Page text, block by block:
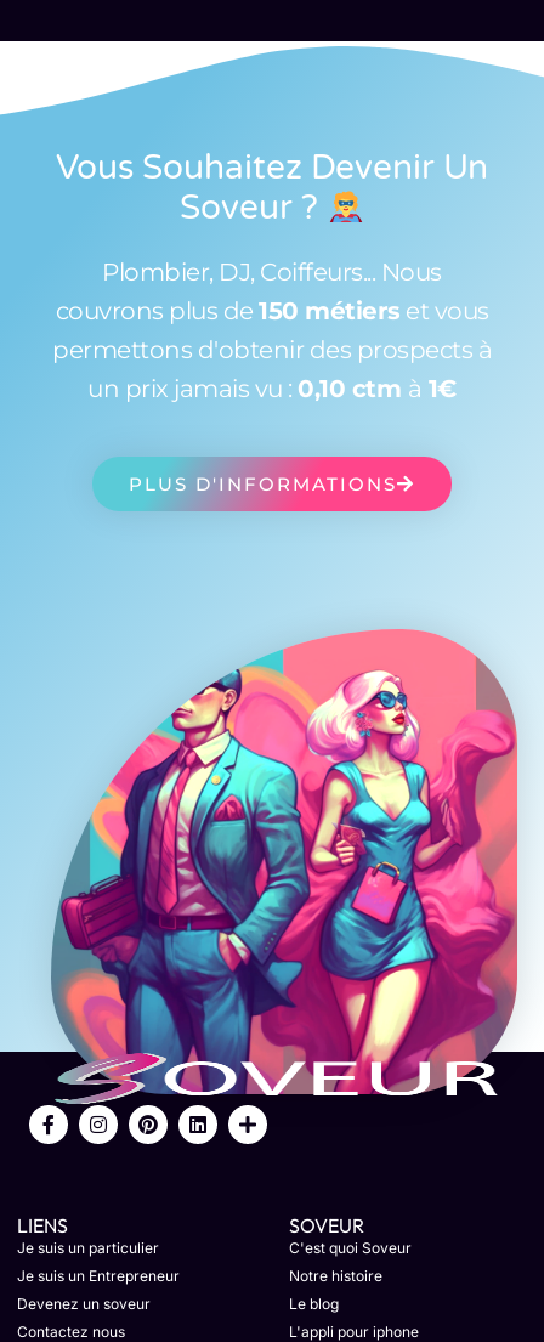
Vous Souhaitez Devenir Un
Soveur ?
Plombier, DJ, Coiffeurs... Nous
couvrons plus de 150 métiers et vous
permettons d'obtenir des prospects à
un prix jamais vu : 0,10 ctm à 1€
PLUS D'INFORMATIONS
LIENS
Je suis un particulier
Je suis un Entrepreneur
Devenez un soveur
Contactez nous
SOVEUR
C'est quoi Soveur
Notre histoire
Le blog
L'appli pour iphone